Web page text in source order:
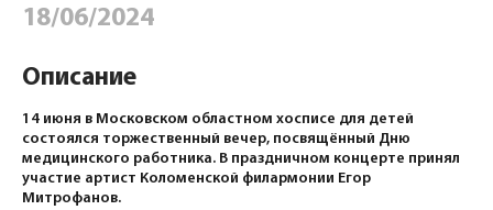
18/06/2024
Описание
14 июня в Московском областном хосписе для детей
состоялся торжественный вечер, посвящённый Дню
медицинского работника. В праздничном концерте принял
участие артист Коломенской филармонии Егор
Митрофанов.